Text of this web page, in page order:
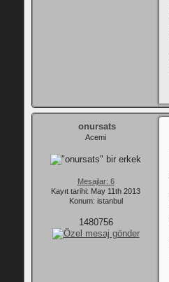
onursats
Acemi
Mesajlar: 6
Kayıt tarihi: May 11th 2013
Konum: istanbul
1480756